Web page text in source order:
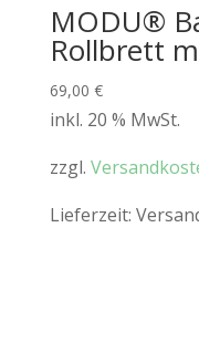
MODU®
Rollbrett
69,00 €
inkl. 20 % MwSt.
zzgl.
Lieferzeit: